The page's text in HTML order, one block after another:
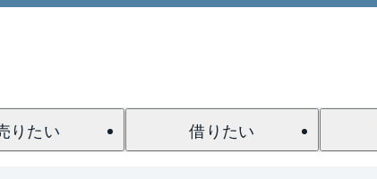
りたい 借りたい